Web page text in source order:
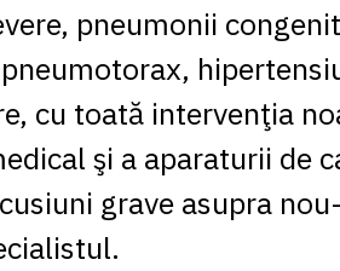
pneumonii
cu toată intervenţia
şi a aparaturii de
grave asupra